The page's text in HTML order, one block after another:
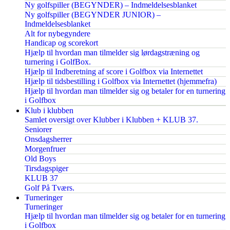
Ny golfspiller (BEGYNDER) – Indmeldelsesblanket
Ny golfspiller (BEGYNDER JUNIOR) –
Indmeldelsesblanket
Alt for nybegyndere
Handicap og scorekort
Hjælp til hvordan man tilmelder sig lørdagstræning og
turnering i GolfBox.
Hjælp til Indberetning af score i Golfbox via Internettet
Hjælp til tidsbestilling i Golfbox via Internettet (hjemmefra)
Hjælp til hvordan man tilmelder sig og betaler for en turnering
i Golfbox
Klub i klubben
Samlet oversigt over Klubber i Klubben + KLUB 37.
Seniorer
Onsdagsherrer
Morgenfruer
Old Boys
Tirsdagspiger
KLUB 37
Golf På Tværs.
Turneringer
Turneringer
Hjælp til hvordan man tilmelder sig og betaler for en turnering
i Golfbox